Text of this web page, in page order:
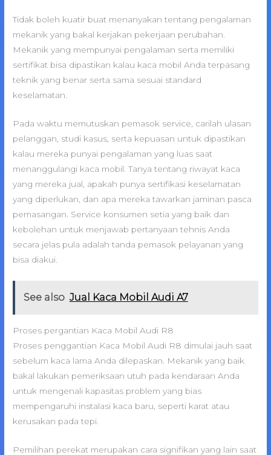
Tidak boleh kuatir buat menanyakan tentang pengalaman
mekanik yang bakal kerjakan pekerjaan perubahan.
Mekanik yang mempunyai pengalaman serta memiliki
sertifikat bisa dipastikan kalau kaca mobil Anda terpasang
teknik yang benar serta sama sesuai standard
keselamatan.
Pada waktu memutuskan pemasok service, carilah ulasan
pelanggan, studi kasus, serta kepuasan untuk dipastikan
kalau mereka punyai pengalaman yang luas saat
menanggulangi kaca mobil. Tanya tentang riwayat kaca
yang mereka jual, apakah punya sertifikasi keselamatan
yang diperlukan, dan apa mereka tawarkan jaminan pasca
pemasangan. Service konsumen setia yang baik dan
kebolehan untuk menjawab pertanyaan tehnis Anda
secara jelas pula adalah tanda pemasok pelayanan yang
bisa diakui.
See also Jual Kaca Mobil Audi A7
Proses pergantian Kaca Mobil Audi R8
Proses penggantian Kaca Mobil Audi R8 dimulai jauh saat
sebelum kaca lama Anda dilepaskan. Mekanik yang baik
bakal lakukan pemeriksaan utuh pada kendaraan Anda
untuk mengenali kapasitas problem yang bias
mempengaruhi instalasi kaca baru, seperti karat atau
kerusakan pada tepi.
Pemilihan perekat merupakan cara signifikan yang lain saat